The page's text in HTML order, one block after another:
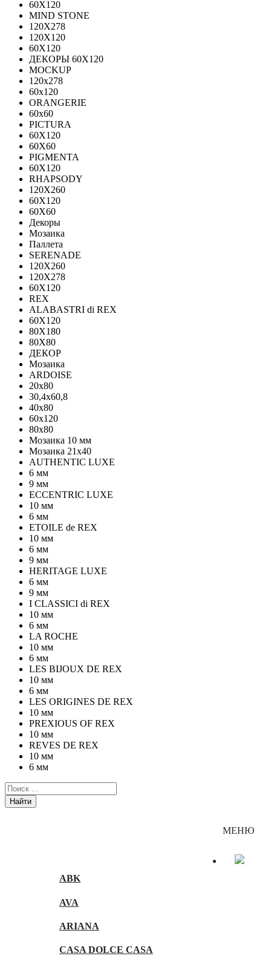
60Х120
MIND STONE
120X278
120Х120
60Х120
ДЕКОРЫ 60Х120
MOCKUP
120х278
60х120
ORANGERIE
60х60
PICTURA
60X120
60X60
PIGMENTA
60X120
RHAPSODY
120X260
60X120
60X60
Декоры
Мозаика
Паллета
SERENADE
120X260
120Х278
60X120
REX
ALABASTRI di REX
60X120
80X180
80X80
ДЕКОР
Мозаика
ARDOISE
20х80
30,4х60,8
40х80
60х120
80х80
Мозаика 10 мм
Мозаика 21х40
AUTHENTIC LUXE
6 мм
9 мм
ECCENTRIC LUXE
10 мм
6 мм
ETOILE de REX
10 мм
6 мм
9 мм
HERITAGE LUXE
6 мм
9 мм
I CLASSICI di REX
10 мм
6 мм
LA ROCHE
10 мм
6 мм
LES BIJOUX DE REX
10 мм
6 мм
LES ORIGINES DE REX
10 мм
PREXIOUS OF REX
10 мм
REVES DE REX
10 мм
6 мм
Найти
ABK
AVA
ARIANA
CASA DOLCE CASA
МЕНЮ